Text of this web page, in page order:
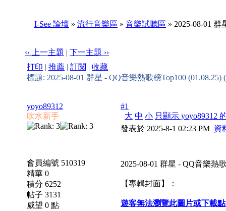
I-See 論壇 » 流行音樂區 » 音樂試聽區 » 2025-08-01
‹‹ 上一主題 | 下一主題 ››
打印 | 推薦 | 訂閱 | 收藏
標題: 2025-08-01 群星 - QQ音樂熱歌榜Top100
yoyo89312
吹水新手
會員編號 510319
精華 0
積分 6252
帖子 3131
威望 0 點
#1
大 中 小 只顯示 yoyo89312
發表於 2025-8-1 02:23 PM 資
2025-08-01 群星 - QQ音樂熱
【專輯封面】：
遊客無法瀏覽此圖片或下載